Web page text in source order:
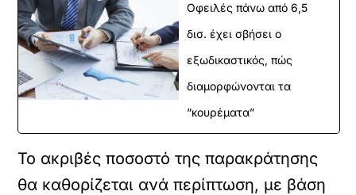
Οφειλές πάνω από 6,5
δισ. έχει σβήσει ο
εξωδικαστικός, πώς
διαμορφώνονται τα
“κουρέματα”
Το ακριβές ποσοστό της παρακράτησης
θα καθορίζεται ανά περίπτωση, με βάση